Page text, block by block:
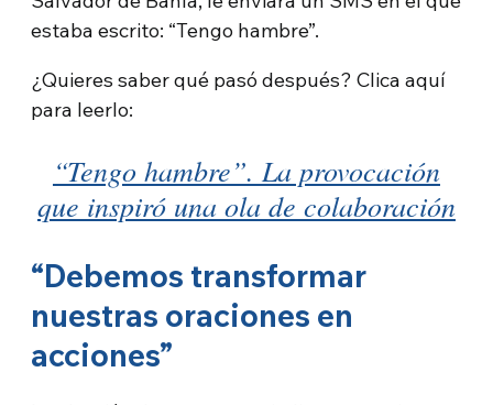
estaba escrito: “Tengo hambre”.
¿Quieres saber qué pasó después? Clica aquí
para leerlo:
“Tengo hambre”. La provocación
que inspiró una ola de colaboración
“Debemos transformar
nuestras oraciones en
acciones”